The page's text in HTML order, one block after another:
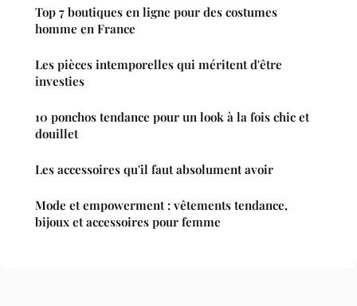
Top 7 boutiques en ligne pour des costumes
homme en France
Les pièces intemporelles qui méritent d'être
investies
10 ponchos tendance pour un look à la fois chic et
douillet
Les accessoires qu'il faut absolument avoir
Mode et empowerment : vêtements tendance,
bijoux et accessoires pour femme